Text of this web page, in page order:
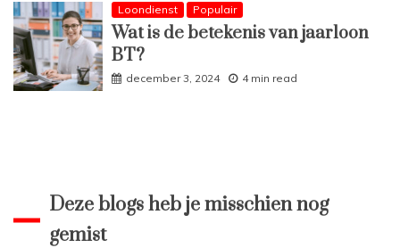
Loondienst Populair
Wat is de betekenis van jaarloon
BT?
december 3, 2024 4 min read
Deze blogs heb je misschien nog
gemist